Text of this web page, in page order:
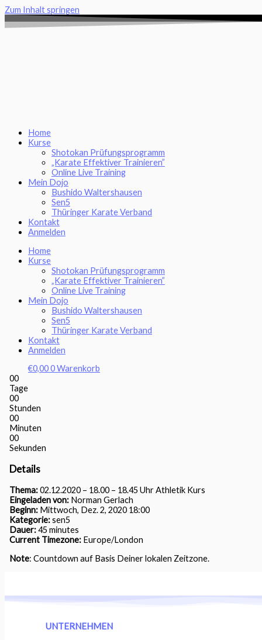
Zum Inhalt springen
Home
Kurse
Shotokan Prüfungsprogramm
„Karate Effektiver Trainieren”
Online Live Training
Mein Dojo
Bushido Waltershausen
Sen5
Thüringer Karate Verband
Kontakt
Anmelden
Home
Kurse
Shotokan Prüfungsprogramm
„Karate Effektiver Trainieren”
Online Live Training
Mein Dojo
Bushido Waltershausen
Sen5
Thüringer Karate Verband
Kontakt
Anmelden
€0,000Warenkorb
00
Tage
00
Stunden
00
Minuten
00
Sekunden
Details
Thema:02.12.2020 – 18.00 – 18.45 Uhr Athletik Kurs
Eingeladen von: Norman Gerlach
Beginn: Mittwoch, Dez. 2, 2020 18:00
Kategorie:sen5
Dauer:45 minutes
Current Timezone: Europe/London
Note: Countdown auf Basis Deiner lokalen Zeitzone.
UNTERNEHMEN